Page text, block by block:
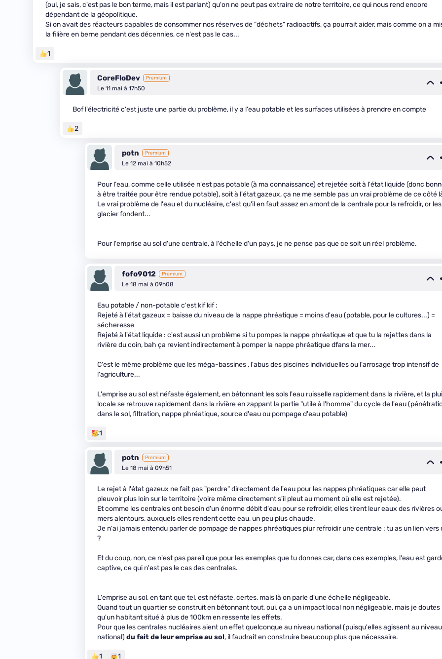
(oui, je sais, c'est pas le bon terme, mais il est parlant) qu'on ne peut pas extraire de notre territoire, ce qui nous rend encore
dépendant de la géopolitique.
Si on avait des réacteurs capables de consommer nos réserves de "déchets" radioactifs, ça pourrait aider, mais comme on a
la filière en berne pendant des décennies, ce n'est pas le cas...
1
CoreFloDev Premium
Le 11 mai à 17h50
Bof l'électricité c'est juste une partie du problème, il y a l'eau potable et les surfaces utilisées à prendre en compte
2
potn Premium
Le 12 mai à 10h52
Pour l'eau, comme celle utilisée n'est pas potable (à ma connaissance) et rejetée soit à l'état liquide (donc
à être traitée pour être rendue potable), soit à l'état gazeux, ça ne me semble pas un vrai problème de ce côté
Le vrai problème de l'eau et du nucléaire, c'est qu'il en faut assez en amont de la centrale pour la refroidir, or les
glacier fondent...
Pour l'emprise au sol d'une centrale, à l'échelle d'un pays, je ne pense pas que ce soit un réel problème.
fofo9012 Premium
Le 18 mai à 09h08
Eau potable / non-potable c'est kif kif :
Rejeté à l'état gazeux = baisse du niveau de la nappe phréatique = moins d'eau (potable, pour le cultures...) =
sécheresse
Rejeté à l'état liquide : c'est aussi un problème si tu pompes la nappe phréatique et que tu la rejettes dans la
rivière du coin, bah ça revient indirectement à pomper la nappe phréatique dfans la mer...
C'est le même problème que les méga-bassines , l'abus des piscines individuelles ou l'arrosage trop intensif de
l'agriculture...
L'emprise au sol est néfaste également, en bétonnant les sols l'eau ruisselle rapidement dans la rivière, et la
locale se retrouve rapidement dans la rivière en zappant la partie "utile à l'homme" du cycle de l'eau
dans le sol, filtration, nappe phréatique, source d'eau ou pompage d'eau potable)
1
potn Premium
Le 18 mai à 09h51
Le rejet à l'état gazeux ne fait pas "perdre" directement de l'eau pour les nappes phréatiques car elle peut
pleuvoir plus loin sur le territoire (voire même directement s'il pleut au moment où elle est rejetée).
Et comme les centrales ont besoin d'un énorme débit d'eau pour se refroidir, elles tirent leur eaux des rivières
mers alentours, auxquels elles rendent cette eau, un peu plus chaude.
Je n'ai jamais entendu parler de pompage de nappes phréatiques piur refroidir une centrale : tu as un lien vers
?
Et du coup, non, ce n'est pas pareil que pour les exemples que tu donnes car, dans ces exemples, l'eau est
captive, ce qui n'est pas le cas des centrales.
L'emprise au sol, en tant que tel, est néfaste, certes, mais là on parle d'une échelle négligeable.
Quand tout un quartier se construit en bétonnant tout, oui, ça a un impact local non négligeable, mais je doutes
qu'un habitant situé à plus de 100km en ressente les effets.
Pour que les centrales nucléaires aient un effet quelconque au niveau national (puisqu'elles agissent au niveau
national) du fait de leur emprise au sol, il faudrait en construire beaucoup plus que nécessaire.
1 1